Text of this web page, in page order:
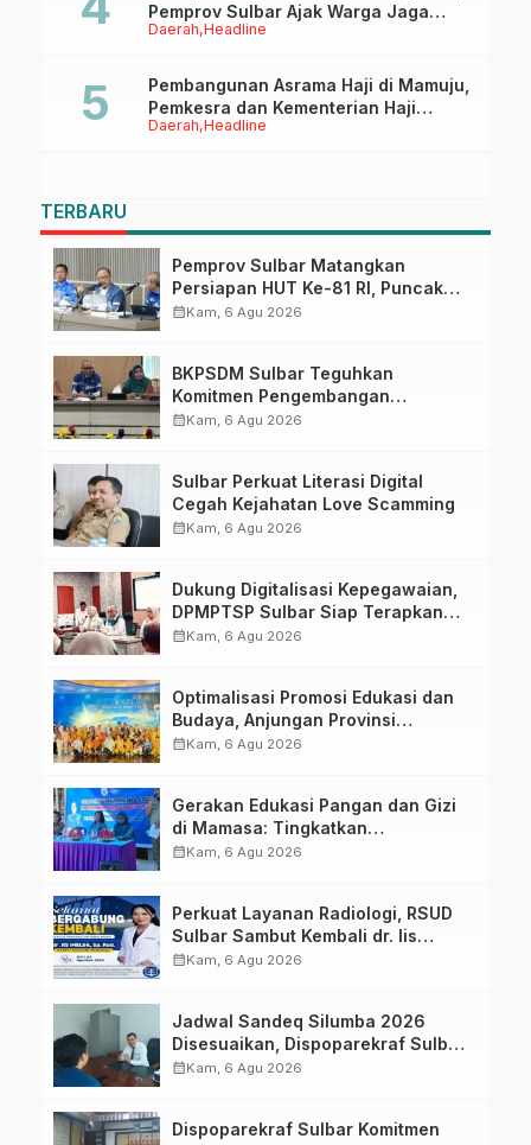
Daerah Headline
Pemprov Sulbar Ajak Warga Jaga
Ruang Digital
Daerah Headline
Pembangunan Asrama Haji di Mamuju,
Pemkesra dan Kementerian Haji
Sulbar Tinjau Lokasi
TERBARU
Pemprov Sulbar Matangkan
Persiapan HUT Ke-81 RI, Puncak
Upacara di Lapangan Ahmad
calendar_monthKam, 6 Agu 2026
BKPSDM Sulbar Teguhkan
Komitmen Pengembangan
Kompetensi ASN melalui
calendar_monthKam, 6 Agu 2026
Sulbar Perkuat Literasi Digital
Cegah Kejahatan Love Scamming
calendar_monthKam, 6 Agu 2026
Dukung Digitalisasi Kepegawaian,
DPMPTSP Sulbar Siap Terapkan
Aplikasi FLEKSI ASN
calendar_monthKam, 6 Agu 2026
Optimalisasi Promosi Edukasi dan
Budaya, Anjungan Provinsi
Sulawesi Barat Perkuat Kolaborasi
calendar_monthKam, 6 Agu 2026
Gerakan Edukasi Pangan dan Gizi
di Mamasa: Tingkatkan
Pengetahuan dan Keterampilan
calendar_monthKam, 6 Agu 2026
Perkuat Layanan Radiologi, RSUD
Sulbar Sambut Kembali dr. Iis
Imelda, Sp.Rad
calendar_monthKam, 6 Agu 2026
Jadwal Sandeq Silumba 2026
Disesuaikan, Dispoparekraf Sulbar
Pastikan Persiapan Tetap
calendar_monthKam, 6 Agu 2026
Dispoparekraf Sulbar Komitmen